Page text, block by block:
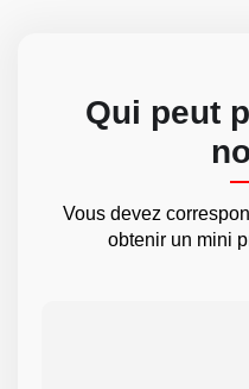
Qui peut
Vous devez
obtenir un mini